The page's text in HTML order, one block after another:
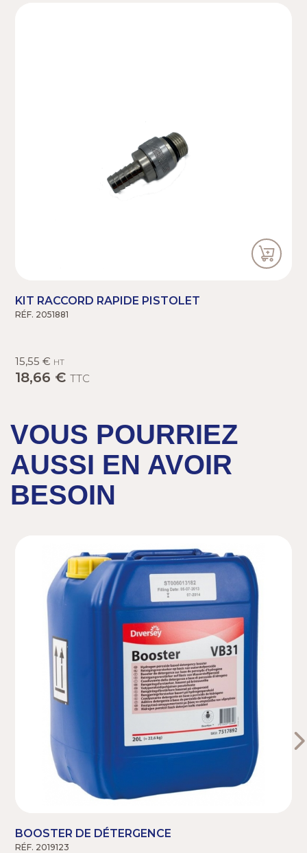
KIT RACCORD RAPIDE PISTOLET
RÉF. 2051881
15,55 € HT
18,66 € TTC
VOUS POURRIEZ
AUSSI EN AVOIR
BESOIN
BOOSTER DE DÉTERGENCE
RÉF. 2019123